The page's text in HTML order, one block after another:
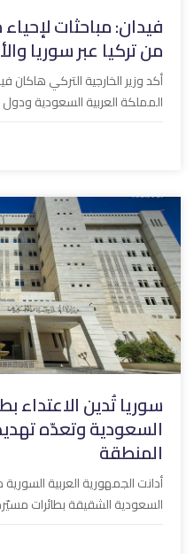
فيدان: مباحثات
من تركيا عبر سوريا
أكد وزير الخارجية التركي هاكان
المملكة العربية السعودية
سوريا تُدين الاعتداء
السعودية وتعدّه
‏المنطقة
أدانت الجمهورية العربية
السعودية الشقيقة بطائرات